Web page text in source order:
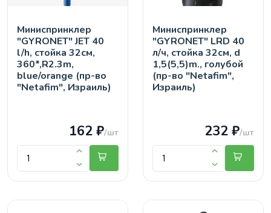
Миниспринклер
"GYRONET" JET 40
l/h, стойка 32см,
360*,R2.3m,
blue/orange (пр-во
"Netafim", Израиль)
162 ₽/шт
Миниспринклер
"GYRONET" LRD 40
л/ч, стойка 32см, d
1,5(5,5)m., голубой
(пр-во "Netafim",
Израиль)
232 ₽/шт